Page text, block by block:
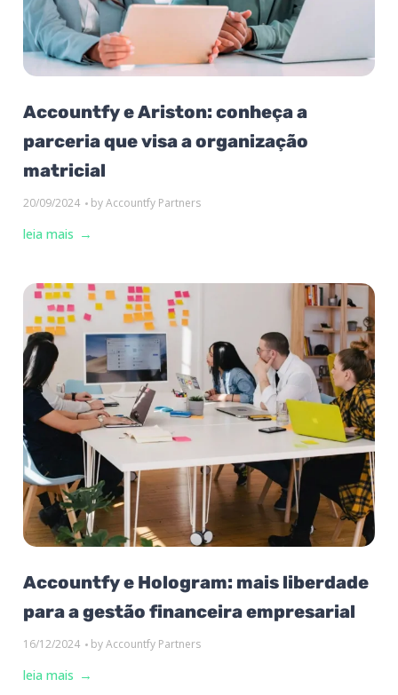
Accountfy e Ariston: conheça a
parceria que visa a organização
matricial
20/09/2024 byAccountfy Partners
leia mais
Accountfy e Hologram: mais liberdade
para a gestão financeira empresarial
16/12/2024 byAccountfy Partners
leia mais